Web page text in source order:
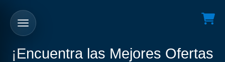
¡Encuentra las Mejores Ofertas